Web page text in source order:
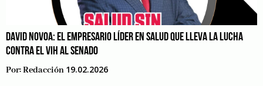
DAVID NOVOA: EL EMPRESARIO LÍDER EN SALUD QUE LLEVA LA LUCHA
CONTRA EL VIH AL SENADO
Por:Redacción 19.02.2026